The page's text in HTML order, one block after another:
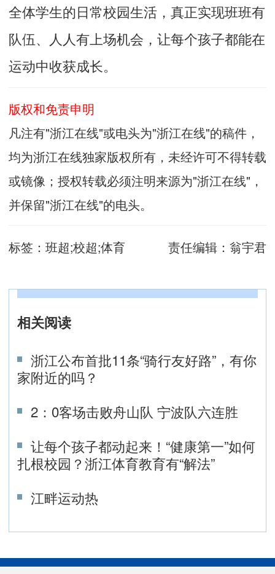
全体学生的日常校园生活，真正实现班班有
队伍、人人有上场机会，让每个孩子都能在
运动中收获成长。
版权和免责申明
凡注有"浙江在线"或电头为"浙江在线"的稿件，
均为浙江在线独家版权所有，未经许可不得转载
或镜像；授权转载必须注明来源为"浙江在线"，
并保留"浙江在线"的电头。
标签： 班超;校超;体育 责任编辑： 翁宇君
相关阅读
浙江公布首批11条“骑行友好路”，有你
家附近的吗？
2：0客场击败舟山队 宁波队六连胜
让每个孩子都动起来！“健康第一”如何
扎根校园？浙江体育教育有“解法”
江畔运动热